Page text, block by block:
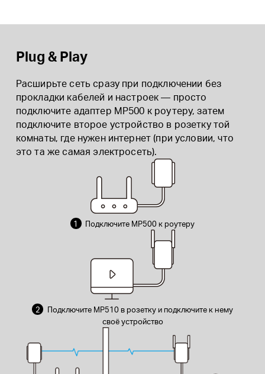
Plug & Play
Расширьте сеть сразу при подключении без
прокладки кабелей и настроек — просто
подключите адаптер MP500 к роутеру, затем
подключите второе устройство в розетку той
комнаты, где нужен интернет (при условии, что
это та же самая электросеть).
1 Подключите MP500 к роутеру
2
Подключите MP510 в розетку и подключите к нему
своё устройство